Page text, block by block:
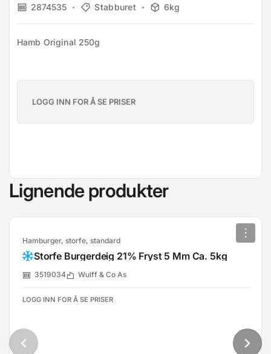
2874535 Stabburet 6kg
Hamb Original 250g
LOGG INN FOR Å SE PRISER
Lignende produkter
Hamburger, storfe, standard
Storfe Burgerdeig 21% Fryst 5 Mm Ca. 5kg
3519034 Wulff & Co As
LOGG INN FOR Å SE PRISER